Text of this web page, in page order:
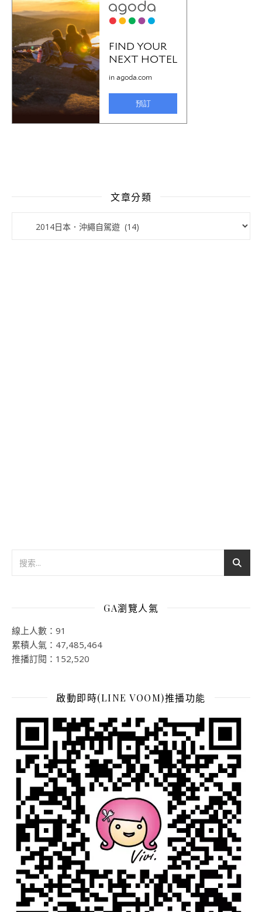
文章分類
GA瀏覽人氣
線上人數：91
累積人氣：47,485,464
推播訂閱：152,520
啟動即時(LINE VOOM)推播功能